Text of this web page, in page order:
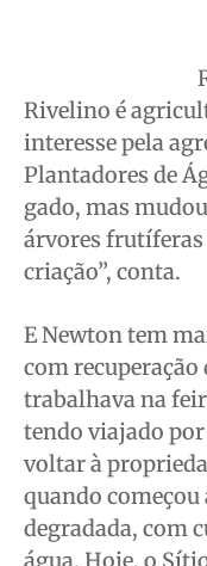
Rivelino é
interesse pela
Plantadores de
gado, mas
árvores frutíferas
criação”, conta.
E Newton tem
com recuperação
trabalhava na
tendo viajado
voltar à
quando
degradada, com